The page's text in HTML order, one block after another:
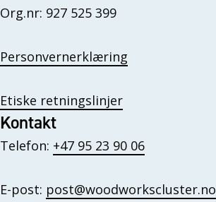
Org.nr: 927 525 399
Personvernerklæring
Etiske retningslinjer
Kontakt
Telefon: +47 95 23 90 06
E-post: post@woodworkscluster.no